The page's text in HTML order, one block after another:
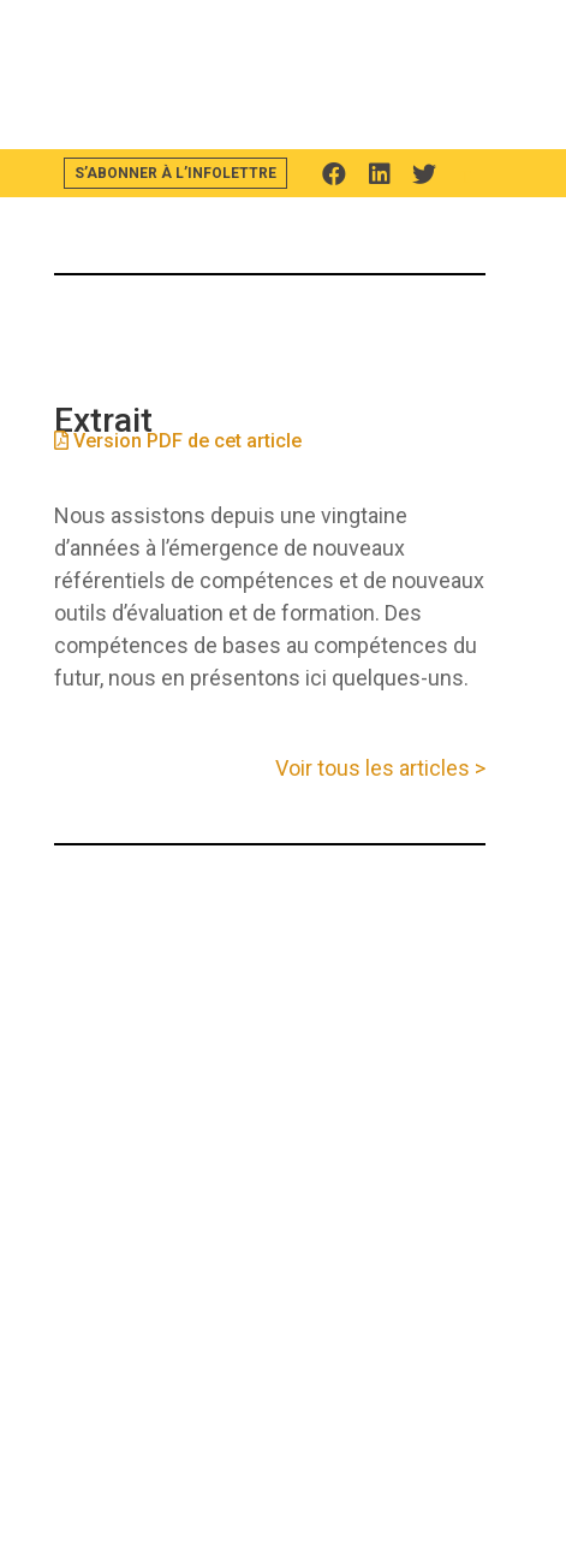
F L
S’ABONNER À L’INFOLETTRE
Extrait
Version PDF de cet article
Nous assistons depuis une vingtaine
d’années à l’émergence de nouveaux
référentiels de compétences et de nouveaux
outils d’évaluation et de formation. Des
compétences de bases au compétences du
futur, nous en présentons ici quelques-uns.
Voir tous les articles >